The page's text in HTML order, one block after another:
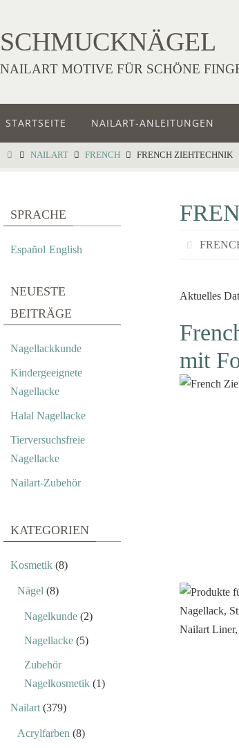
SCHMUCKNÄGEL
NAILART MOTIVE FÜR SCHÖNE
STARTSEITE NAILART-ANLEITUNGEN
NAILART FRENCH FRENCH ZIEHTECHNIK
Aktuelles
mit
SPRACHE
Español English
NEUESTE
BEITRÄGE
Nagellackkunde
Kindergeeignete
Nagellacke
Halal Nagellacke
Tierversuchsfreie
Nagellacke
Nailart-Zubehör
KATEGORIEN
Kosmetik (8)
Nägel (8)
Nagelkunde (2)
Nagellacke (5)
Zubehör
Nagelkosmetik (1)
Nailart (379)
Acrylfarben (8)